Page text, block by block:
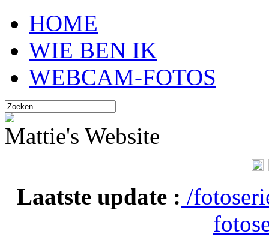
HOME
WIE BEN IK
WEBCAM-FOTOS
Mattie's Website
Laatste update : /